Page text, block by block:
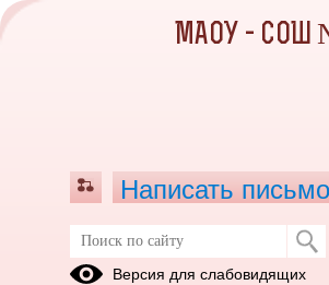
Январь 2024
МАОУ - СОШ
Написать письмо
Версия для слабовидящих